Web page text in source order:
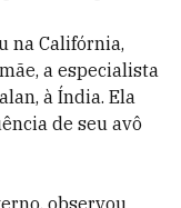
na Califórnia,
a especialista
à Índia. Ela
de seu avô
observou